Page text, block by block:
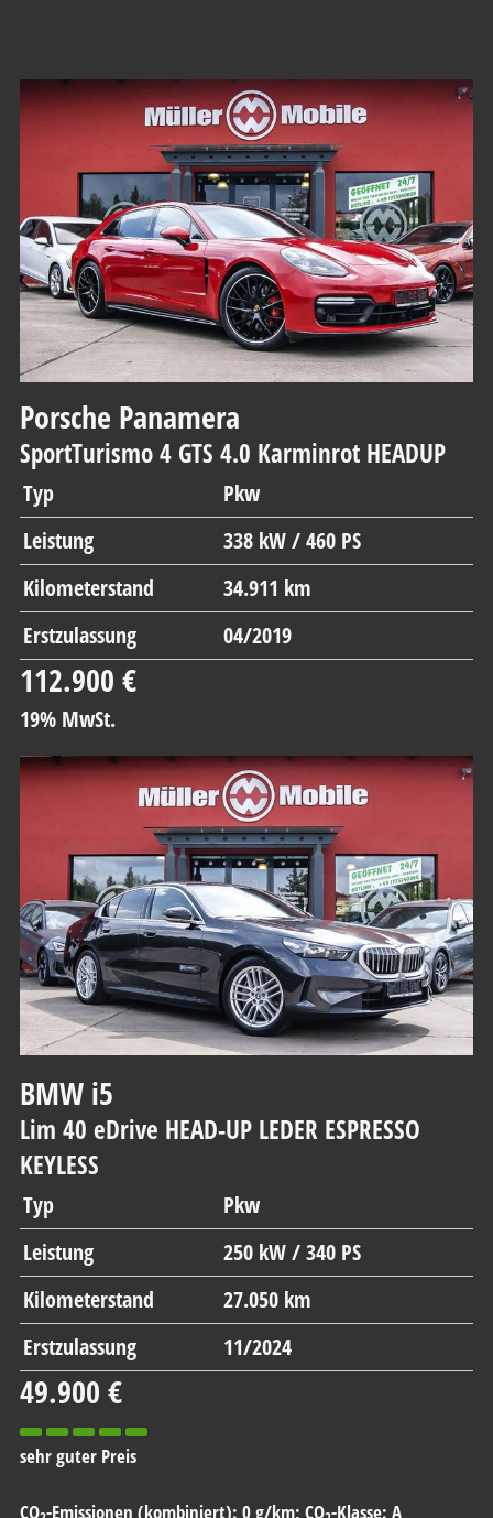
Porsche Panamera
SportTurismo 4 GTS 4.0 Karminrot HEADUP
Typ
Pkw
Leistung
338 kW / 460 PS
Kilometerstand
34.911 km
Erstzulassung
04/2019
112.900 €
19% MwSt.
BMW i5
Lim 40 eDrive HEAD-UP LEDER ESPRESSO
KEYLESS
Typ
Pkw
Leistung
250 kW / 340 PS
Kilometerstand
27.050 km
Erstzulassung
11/2024
49.900 €
sehr guter Preis
CO -Emissionen (kombiniert): 0 g/km; CO -Klasse: A